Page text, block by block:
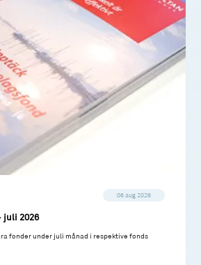
06 aug 2026
juli 2026
fonder under juli månad i respektive fonds